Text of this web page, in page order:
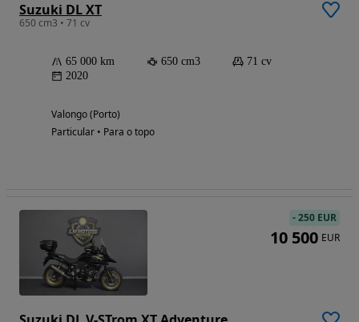
Suzuki DL XT
650 cm3 • 71 cv
65 000 km 650 cm3
71 cv
2020
Valongo (Porto)
Particular • Para o topo
-250 EUR
10 500 EUR